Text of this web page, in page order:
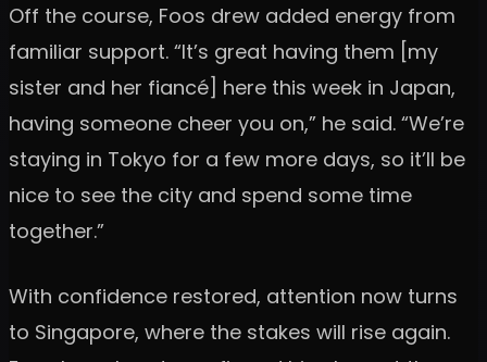
Off the course, Foos drew added energy from
familiar support. “It’s great having them [my
sister and her fiancé] here this week in Japan,
having someone cheer you on,” he said. “We’re
staying in Tokyo for a few more days, so it’ll be
nice to see the city and spend some time
together.”
With confidence restored, attention now turns
to Singapore, where the stakes will rise again.